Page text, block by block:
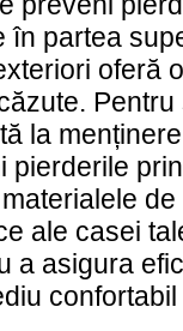
în partea
oferă
la
pierderile
ale casei
a asigura